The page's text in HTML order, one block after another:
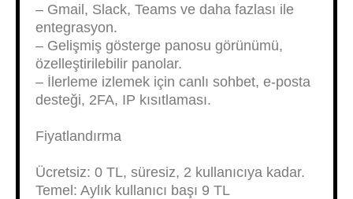
– Gmail, Slack, Teams ve daha fazlası ile
entegrasyon.
– Gelişmiş gösterge panosu görünümü,
özelleştirilebilir panolar.
– İlerleme izlemek için canlı sohbet, e-posta
desteği, 2FA, IP kısıtlaması.
Fiyatlandırma
Ücretsiz: 0 TL, süresiz, 2 kullanıcıya kadar.
Temel: Aylık kullanıcı başı 9 TL